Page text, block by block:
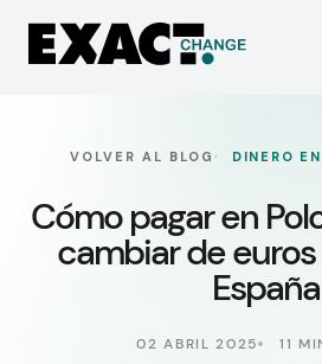
VOLVER AL BLOG · DINERO
Cómo pagar en
cambiar de euros
España
02 ABRIL 2025 11